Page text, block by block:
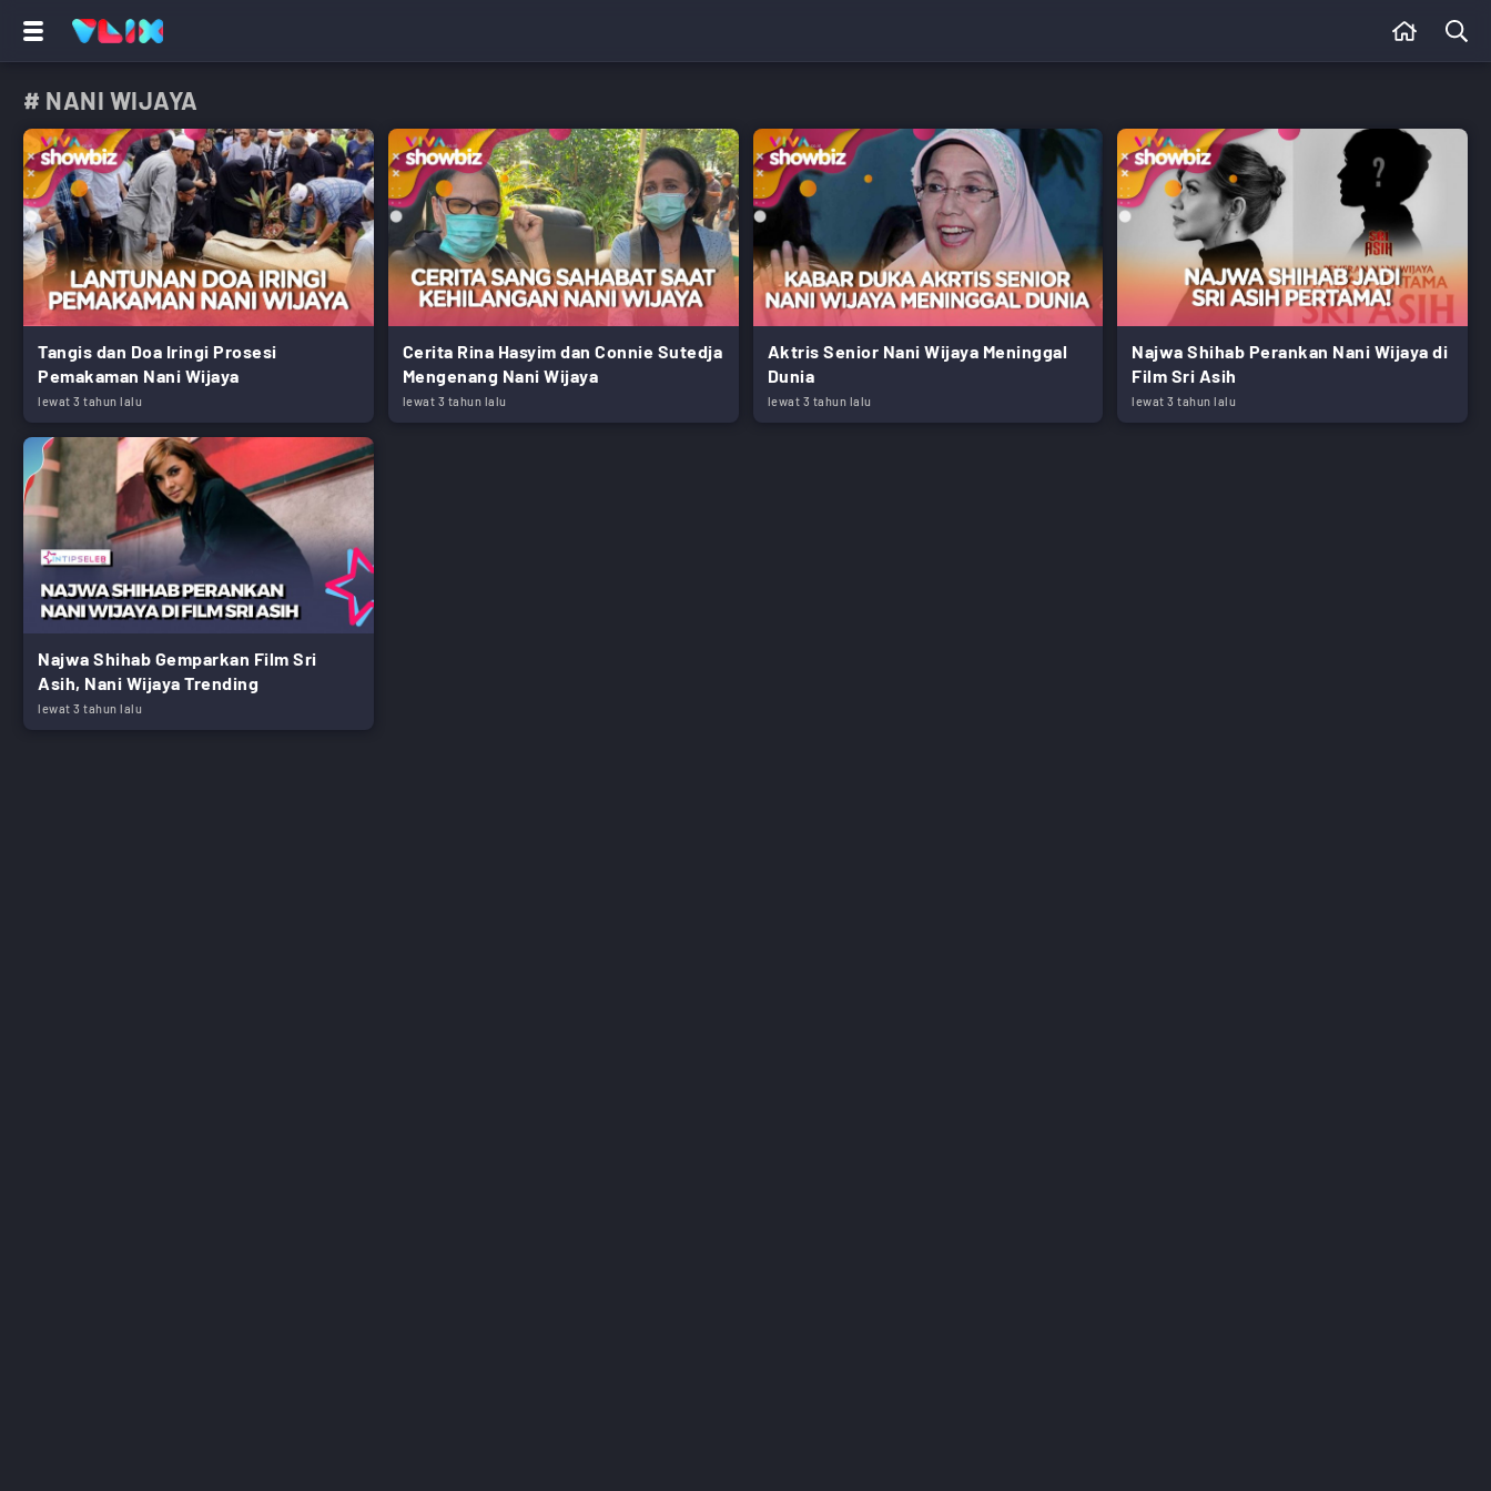
# NANI WIJAYA
Tangis dan Doa Iringi Prosesi
Pemakaman Nani Wijaya
lewat 3 tahun lalu
Cerita Rina Hasyim dan Connie Sutedja
Mengenang Nani Wijaya
lewat 3 tahun lalu
Aktris Senior Nani Wijaya Meninggal
Dunia
lewat 3 tahun lalu
Najwa Shihab Perankan Nani Wijaya di
Film Sri Asih
lewat 3 tahun lalu
Najwa Shihab Gemparkan Film Sri
Asih, Nani Wijaya Trending
lewat 3 tahun lalu